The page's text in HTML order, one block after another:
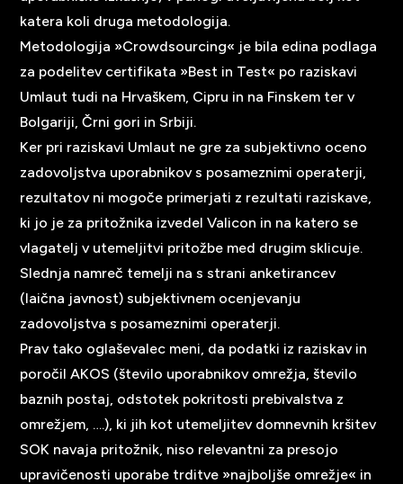
katera koli druga metodologija.
Metodologija »Crowdsourcing« je bila edina podlaga
za podelitev certifikata »Best in Test« po raziskavi
Umlaut tudi na Hrvaškem, Cipru in na Finskem ter v
Bolgariji, Črni gori in Srbiji.
Ker pri raziskavi Umlaut ne gre za subjektivno oceno
zadovoljstva uporabnikov s posameznimi operaterji,
rezultatov ni mogoče primerjati z rezultati raziskave,
ki jo je za pritožnika izvedel Valicon in na katero se
vlagatelj v utemeljitvi pritožbe med drugim sklicuje.
Slednja namreč temelji na s strani anketirancev
(laična javnost) subjektivnem ocenjevanju
zadovoljstva s posameznimi operaterji.
Prav tako oglaševalec meni, da podatki iz raziskav in
poročil AKOS (število uporabnikov omrežja, število
baznih postaj, odstotek pokritosti prebivalstva z
omrežjem, ….), ki jih kot utemeljitev domnevnih kršitev
SOK navaja pritožnik, niso relevantni za presojo
upravičenosti uporabe trditve »najboljše omrežje« in